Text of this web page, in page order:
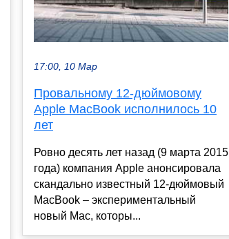
17:00, 10 Мар
Провальному 12-дюймовому
Apple MacBook исполнилось 10
лет
Ровно десять лет назад (9 марта 2015
года) компания Apple анонсировала
скандально известный 12-дюймовый
MacBook – экспериментальный
новый Mac, которы...